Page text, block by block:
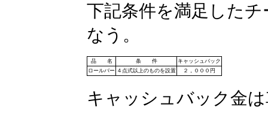
下記条件を満足した
なう。
品 名 条 件
キャッシュバック
ロールバー ４点式以上のものを設置 ２，０００円
キャッシュバック金